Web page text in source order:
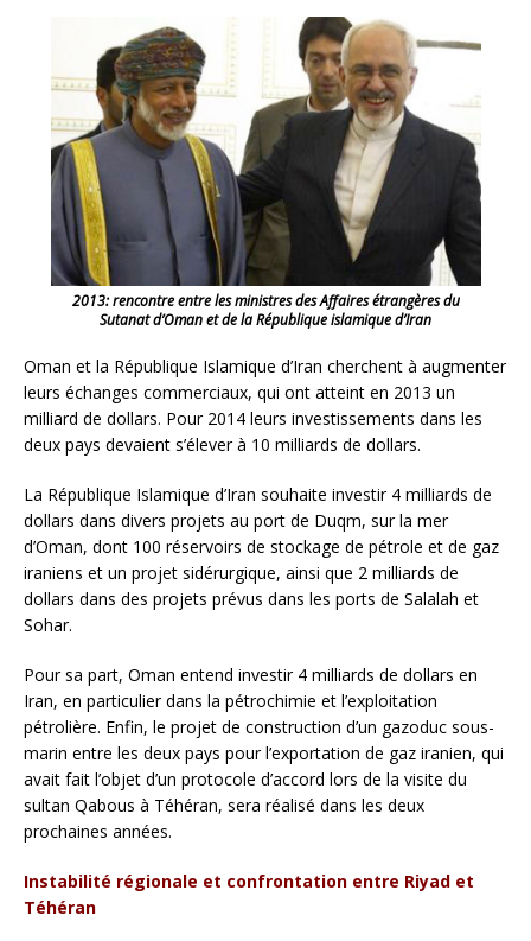
2013: rencontre entre les ministres des Affaires étrangères du
Sutanat d’Oman et de la République islamique d’Iran
Oman et la République Islamique d’Iran cherchent à augmenter
leurs échanges commerciaux, qui ont atteint en 2013 un
milliard de dollars. Pour 2014 leurs investissements dans les
deux pays devaient s’élever à 10 milliards de dollars.
La République Islamique d’Iran souhaite investir 4 milliards de
dollars dans divers projets au port de Duqm, sur la mer
d’Oman, dont 100 réservoirs de stockage de pétrole et de gaz
iraniens et un projet sidérurgique, ainsi que 2 milliards de
dollars dans des projets prévus dans les ports de Salalah et
Sohar.
Pour sa part, Oman entend investir 4 milliards de dollars en
Iran, en particulier dans la pétrochimie et l’exploitation
pétrolière. Enfin, le projet de construction d’un gazoduc sous-
marin entre les deux pays pour l’exportation de gaz iranien, qui
avait fait l’objet d’un protocole d’accord lors de la visite du
sultan Qabous à Téhéran, sera réalisé dans les deux
prochaines années.
Instabilité régionale et confrontation entre Riyad et
Téhéran